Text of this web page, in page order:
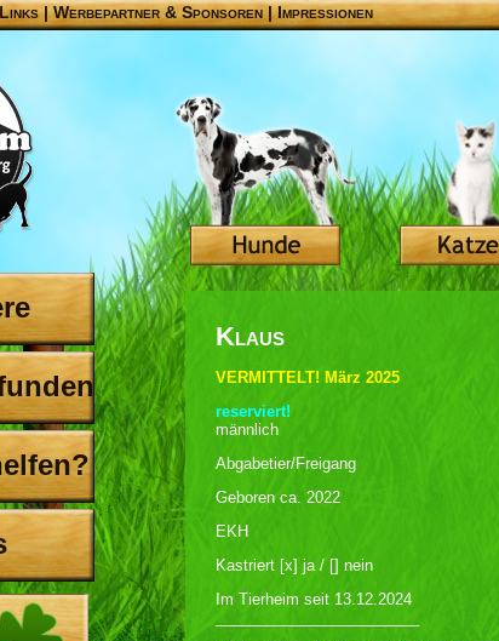
|Werbepartner & Sponsoren|Impressionen
Klaus
VERMITTELT! März 2025
reserviert!
männlich
Abgabetier/Freigang
Geboren ca. 2022
EKH
Kastriert [x] ja / [] nein
Im Tierheim seit 13.12.2024